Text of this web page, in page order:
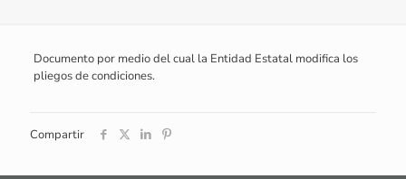
Documento por medio del cual la Entidad Estatal modifica los
pliegos de condiciones.
Compartir